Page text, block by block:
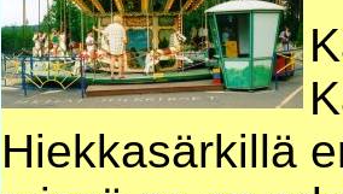
Hiekkasärkillä